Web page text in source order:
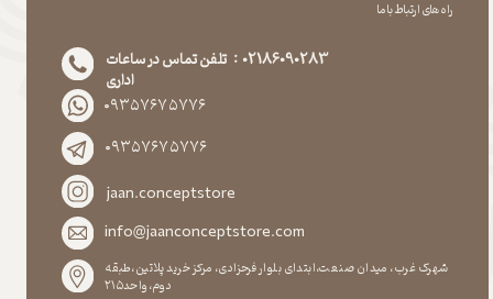
راه های ارتباط با ما
02186090283 : تلفن تماس در ساعات
اداری
۰۹۳۵۷۶۷۵۷۷۶
۰۹۳۵۷۶۷۵۷۷۶
jaan.conceptstore
info@jaanconceptstore.com
شهرک غرب، میدان صنعت،ابتدای بلوار فرحزادی، مرکز خرید پلاتین،طبقه
دوم،واحد۲۱۵